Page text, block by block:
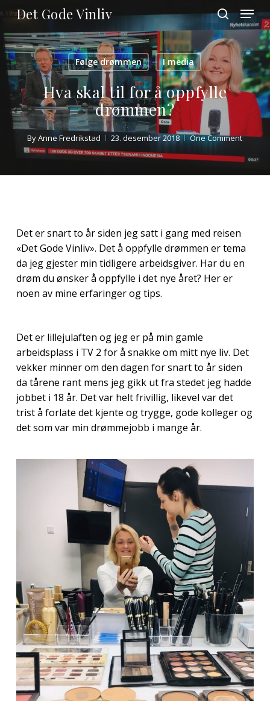
Skip
main
content
Det Gode Vinliv
search
Menu
Følge drømmen I media
Hva skal til for å oppfylle
drømmen?
ByAnne Fredrikstad 23. desember 2018 One Comment
Det er snart to år siden jeg satt i gang med reisen
«Det Gode Vinliv». Det å oppfylle drømmen er tema
da jeg gjester min tidligere arbeidsgiver. Har du en
drøm du ønsker å oppfylle i det nye året? Her er
noen av mine erfaringer og tips.
Det er lillejulaften og jeg er på min gamle
arbeidsplass i TV 2 for å snakke om mitt nye liv. Det
vekker minner om den dagen for snart to år siden
da tårene rant mens jeg gikk ut fra stedet jeg hadde
jobbet i 18 år. Det var helt frivillig, likevel var det
trist å forlate det kjente og trygge, gode kolleger og
det som var min drømmejobb i mange år.
Close
Menu